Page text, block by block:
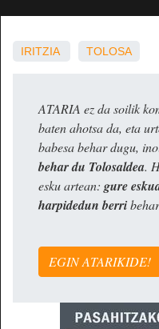
IRITZIA TOLOSA
ATARIA ez da soilik
baten ahotsa da, eta
babesa behar dugu,
behar du Tolosaldea.
esku artean: gure
harpidedun berri
EGIN ATARIKIDE!